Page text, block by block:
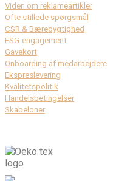
Viden om reklameartikler
Ofte stillede spørgsmål
CSR & Bæredygtighed
ESG-engagement
Gavekort
Onboarding af medarbejdere
Ekspreslevering
Kvalitetspolitik
Handelsbetingelser
Skabeloner